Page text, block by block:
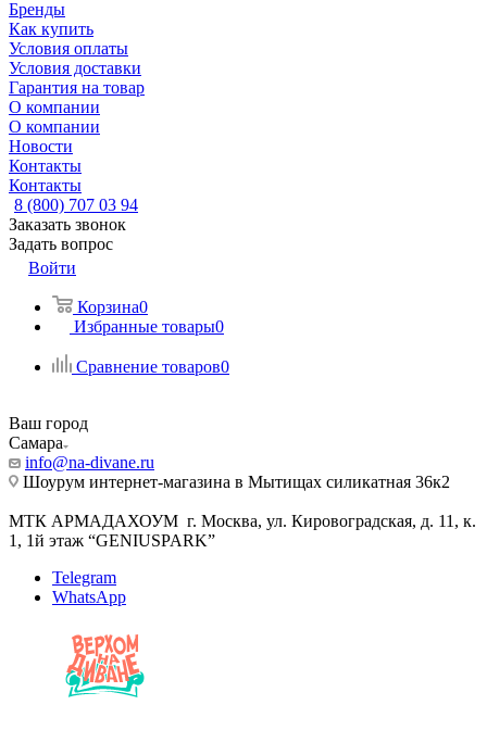
Бренды
Как купить
Условия оплаты
Условия доставки
Гарантия на товар
О компании
О компании
Новости
Контакты
Контакты
8 (800) 707 03 94
Заказать звонок
Задать вопрос
Войти
Корзина0
Избранные товары0
Сравнение товаров0
Ваш город
Самара
info@na-divane.ru
Шоурум интернет-магазина в Мытищах силикатная 36к2
МТК АРМАДАХОУМ г. Москва, ул. Кировоградская, д. 11, к.
1, 1й этаж “GENIUSPARK”
Telegram
WhatsApp